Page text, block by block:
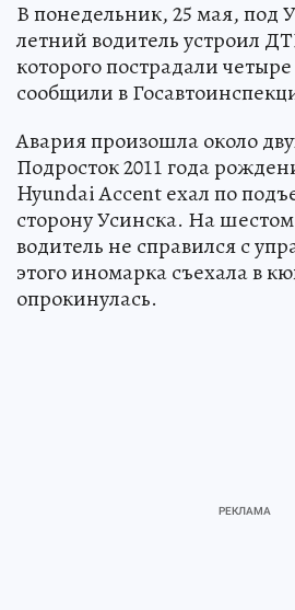
В понедельник, 25 мая, под
летний водитель устроил
которого пострадали
сообщили в
Авария произошла около
Подросток 2011 года
Hyundai Accent ехал по
сторону Усинска. На
водитель не справился с
этого иномарка съехала в
опрокинулась.